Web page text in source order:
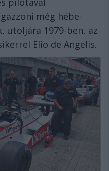
pilótával
még hébe-
utoljára 1979-ben, az
Elio de Angelis.